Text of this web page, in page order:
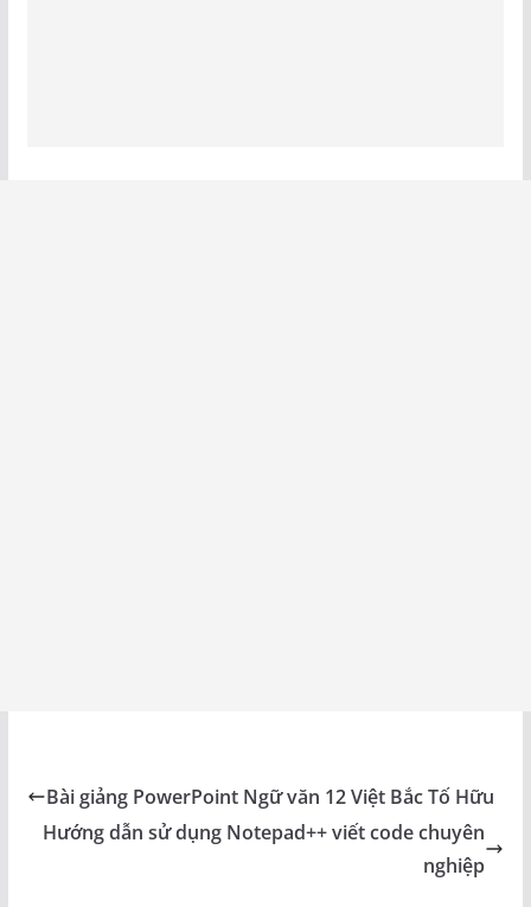
Bài giảng PowerPoint Ngữ văn 12 Việt Bắc Tố Hữu
Hướng dẫn sử dụng Notepad++ viết code chuyên
nghiệp